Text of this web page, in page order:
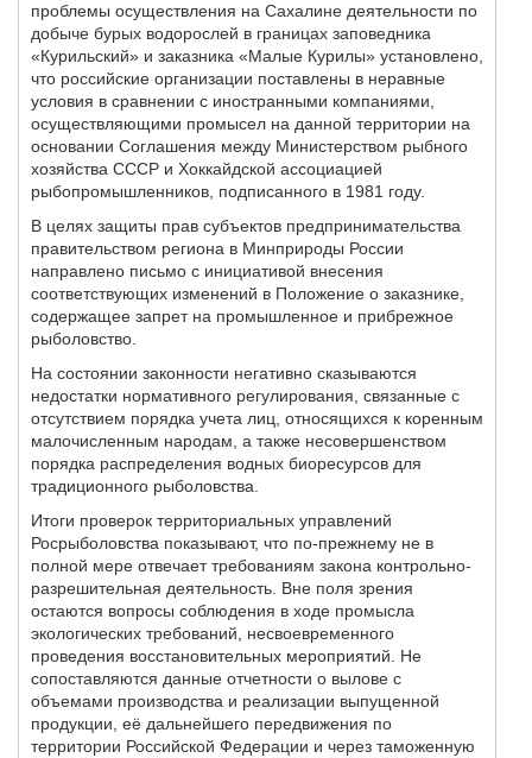
проблемы осуществления на Сахалине деятельности по
добыче бурых водорослей в границах заповедника
«Курильский» и заказника «Малые Курилы» установлено,
что российские организации поставлены в неравные
условия в сравнении с иностранными компаниями,
осуществляющими промысел на данной территории на
основании Соглашения между Министерством рыбного
хозяйства СССР и Хоккайдской ассоциацией
рыбопромышленников, подписанного в 1981 году.
В целях защиты прав субъектов предпринимательства
правительством региона в Минприроды России
направлено письмо с инициативой внесения
соответствующих изменений в Положение о заказнике,
содержащее запрет на промышленное и прибрежное
рыболовство.
На состоянии законности негативно сказываются
недостатки нормативного регулирования, связанные с
отсутствием порядка учета лиц, относящихся к коренным
малочисленным народам, а также несовершенством
порядка распределения водных биоресурсов для
традиционного рыболовства.
Итоги проверок территориальных управлений
Росрыболовства показывают, что по-прежнему не в
полной мере отвечает требованиям закона контрольно-
разрешительная деятельность. Вне поля зрения
остаются вопросы соблюдения в ходе промысла
экологических требований, несвоевременного
проведения восстановительных мероприятий. Не
сопоставляются данные отчетности о вылове с
объемами производства и реализации выпущенной
продукции, её дальнейшего передвижения по
территории Российской Федерации и через таможенную